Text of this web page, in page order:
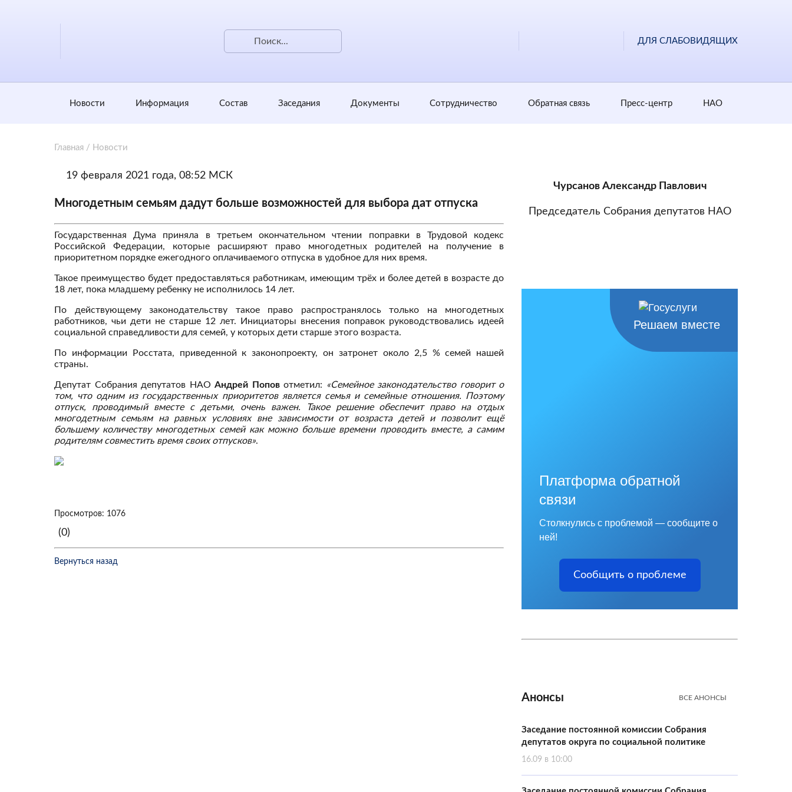
ДЛЯ СЛАБОВИДЯЩИХ
Новости Информация Состав Заседания Документы Сотрудничество Обратная cвязь Пресс-центр НАО
Главная / Новости
19 февраля 2021 года, 08:52 МСК
Многодетным семьям дадут больше возможностей для выбора дат отпуска
Государственная Дума приняла в третьем окончательном чтении поправки в Трудовой кодекс
Российской Федерации, которые расширяют право многодетных родителей на получение в
приоритетном порядке ежегодного оплачиваемого отпуска в удобное для них время.
Такое преимущество будет предоставляться работникам, имеющим трёх и более детей в возрасте до
18 лет, пока младшему ребенку не исполнилось 14 лет.
По действующему законодательству такое право распространялось только на многодетных
работников, чьи дети не старше 12 лет. Инициаторы внесения поправок руководствовались идеей
социальной справедливости для семей, у которых дети старше этого возраста.
По информации Росстата, приведенной к законопроекту, он затронет около 2,5 % семей нашей
страны.
Депутат Собрания депутатов НАОАндрей Поповотметил:
«Семейное законодательство говорит о
том, что одним из государственных приоритетов является семья и семейные отношения. Поэтому
отпуск, проводимый вместе с детьми, очень важен. Такое решение обеспечит право на отдых
многодетным семьям на равных условиях вне зависимости от возраста детей и позволит ещё
большему количеству многодетных семей как можно больше времени проводить вместе, а самим
родителям совместить время своих отпусков».
Просмотров: 1076
(0)
Вернуться назад
Чурсанов Александр Павлович
Председатель Собрания депутатов НАО
Решаем вместе
Платформа обратной
связи
Столкнулись с проблемой — сообщите о
ней!
Сообщить о проблеме
Анонсы ВСЕ АНОНСЫ
Заседание постоянной комиссии Собрания
депутатов округа по социальной политике
16.09 в 10:00